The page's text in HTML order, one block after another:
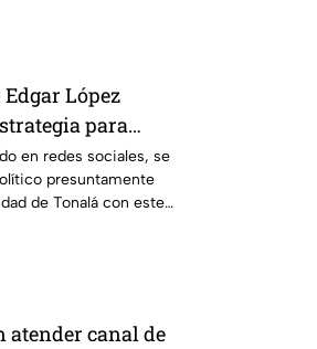
López
para
en redes sociales, se
presuntamente
de Tonalá con este
atender canal de